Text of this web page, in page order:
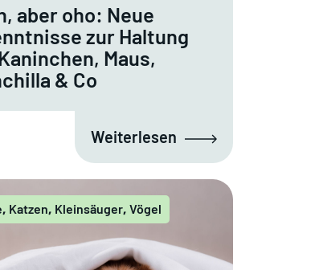
aber oho: Neue
zur Haltung
Maus,
& Co
Weiterlesen
, Katzen, Kleinsäuger, Vögel